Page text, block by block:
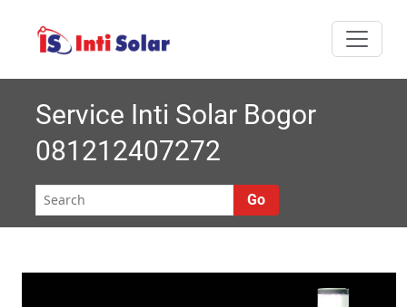
nti
Solar |
House
Melayani semua
Service Inti Solar Bogor
081212407272
Go